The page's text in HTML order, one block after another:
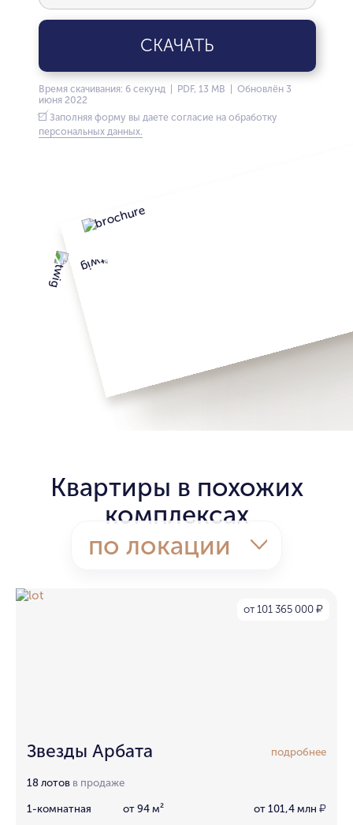
СКАЧАТЬ
Время скачивания: 6 секунд | PDF, 13 MB | Обновлён 3
июня 2022
Заполняя форму вы даете согласие на обработку
персональных данных.
Квартиры в похожих
комплексах
по локации
от 101 365 000 ₽
Звезды Арбата подробнее
18 лотов в продаже
1-комнатная от 94 м² от 101,4 млн ₽